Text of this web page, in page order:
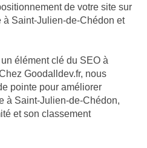
de votre site sur
à Saint-Julien-de-Chédon et
élément clé du SEO à
Goodalldev.fr, nous
pointe pour améliorer
à Saint-Julien-de-Chédon,
et son classement